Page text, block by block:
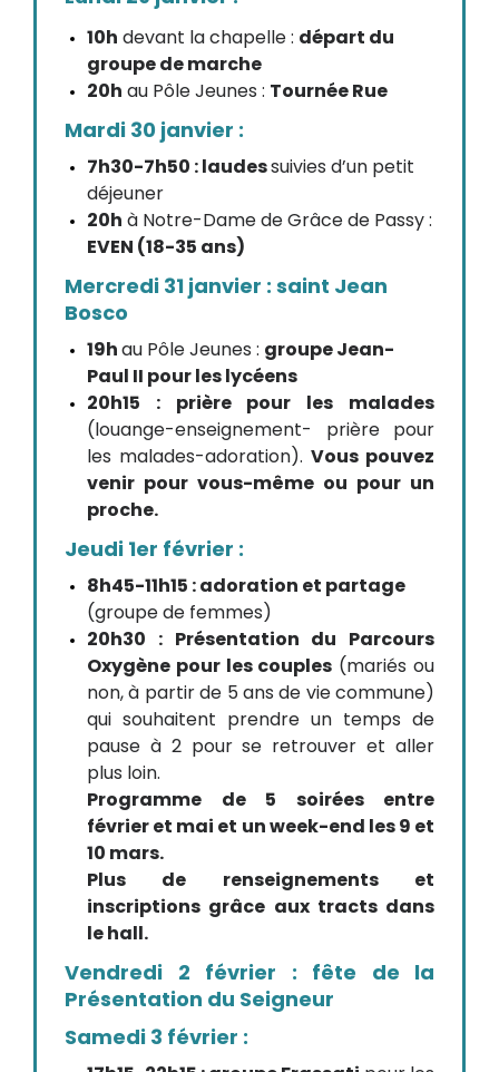
10h devant la chapelle : départ du
groupe de marche
20h au Pôle Jeunes : Tournée Rue
Mardi 30 janvier :
7h30-7h50 : laudessuivies d’un petit
déjeuner
20h à Notre-Dame de Grâce de Passy :
EVEN (18-35 ans)
Mercredi 31 janvier : saint Jean
Bosco
19hau Pôle Jeunes : groupe Jean-
Paul II pour les lycéens
20h15 : prière pour les malades
(louange-enseignement- prière pour
les malades-adoration). Vous pouvez
venir pour vous-même ou pour un
proche.
Jeudi 1er février :
8h45-11h15 : adoration et partage
(groupe de femmes)
20h30 : Présentation du Parcours
Oxygène pour les couples (mariés ou
non, à partir de 5 ans de vie commune)
qui souhaitent prendre un temps de
pause à 2 pour se retrouver et aller
plus loin.
Programme de 5 soirées entre
février et mai et un week-end les 9 et
10 mars.
Plus de renseignements et
inscriptions grâce aux tracts dans
le hall.
Vendredi 2 février : fête de la
Présentation du Seigneur
Samedi 3 février :